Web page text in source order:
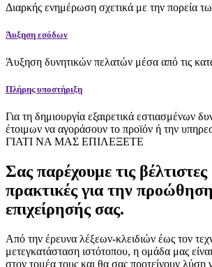
Διαρκής ενημέρωση σχετικά με την πορεία
Άυξηση εσόδων
Άυξηση δυνητικών πελατών μέσα από τις
Πλήρης υποστήριξη
Για τη δημιουργία εξαιρετικά εστιασμένων
έτοιμων να αγοράσουν το προϊόν ή την
ΓΙΑΤΙ ΝΑ ΜΑΣ ΕΠΙΛΕΞΕΤΕ
Σας παρέχουμε τις βέλτιστες
πρακτικές για την
επιχείρησής σας.
Από την έρευνα λέξεων-κλειδιών έως τον
μετεγκατάσταση ιστότοπου, η ομάδα μας είναι
στον τομέα τους και θα σας προτείνουν λύση